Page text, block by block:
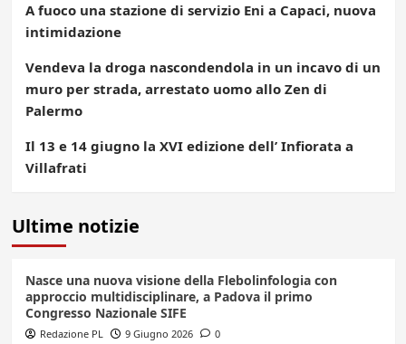
A fuoco una stazione di servizio Eni a Capaci, nuova
intimidazione
Vendeva la droga nascondendola in un incavo di un
muro per strada, arrestato uomo allo Zen di
Palermo
Il 13 e 14 giugno la XVI edizione dell’ Infiorata a
Villafrati
Ultime notizie
Nasce una nuova visione della Flebolinfologia con
approccio multidisciplinare, a Padova il primo
Congresso Nazionale SIFE
Redazione PL 9 Giugno 2026 0